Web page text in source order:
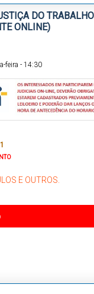
DO
ONLINE)
feira - 14:30
E OUTROS.